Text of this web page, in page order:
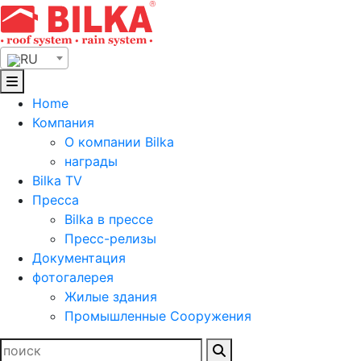
Skip
to
content
RU
Home
Компания
О компании Bilka
награды
Bilka TV
Пресса
Bilka в прессе
Пресс-релизы
Документация
фотогалерея
Жилые здания
Промышленные Сооружения
Найти: